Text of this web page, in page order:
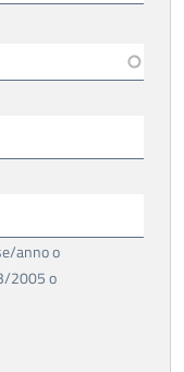
anno o
2005 o